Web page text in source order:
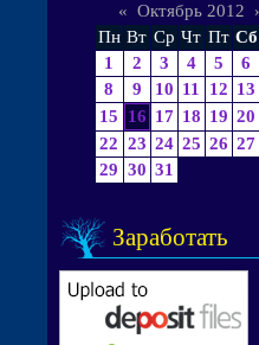
« Октябрь 2012
Пн Вт Ср Чт Пт Сб
1
2 3 4 5 6
8
9 10 11 12 13
15
16 17 18 19 20
22 23 24 25 26 27
29 30 31
Заработать